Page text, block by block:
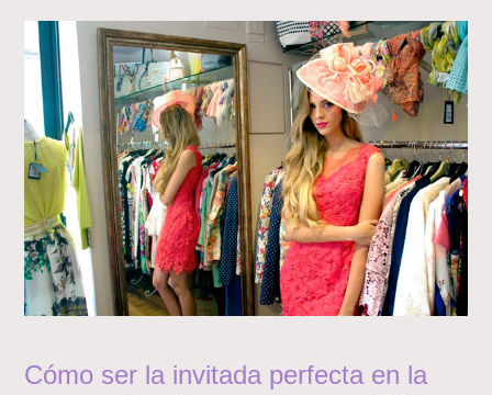
Cómo ser la invitada perfecta en la